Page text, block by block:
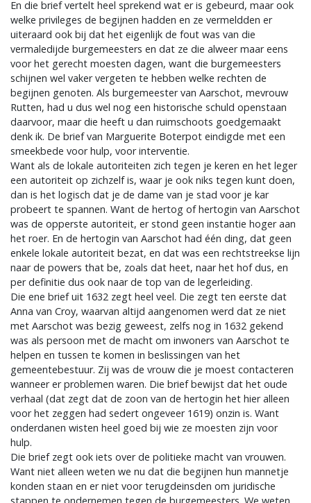
En die brief vertelt heel sprekend wat er is gebeurd, maar ook
welke privileges de begijnen hadden en ze vermeldden er
uiteraard ook bij dat het eigenlijk de fout was van die
vermaledijde burgemeesters en dat ze die alweer maar eens
voor het gerecht moesten dagen, want die burgemeesters
schijnen wel vaker vergeten te hebben welke rechten de
begijnen genoten. Als burgemeester van Aarschot, mevrouw
Rutten, had u dus wel nog een historische schuld openstaan
daarvoor, maar die heeft u dan ruimschoots goedgemaakt
denk ik. De brief van Marguerite Boterpot eindigde met een
smeekbede voor hulp, voor interventie.
Want als de lokale autoriteiten zich tegen je keren en het leger
een autoriteit op zichzelf is, waar je ook niks tegen kunt doen,
dan is het logisch dat je de dame van je stad voor je kar
probeert te spannen. Want de hertog of hertogin van Aarschot
was de opperste autoriteit, er stond geen instantie hoger aan
het roer. En de hertogin van Aarschot had één ding, dat geen
enkele lokale autoriteit bezat, en dat was een rechtstreekse lijn
naar de powers that be, zoals dat heet, naar het hof dus, en
per definitie dus ook naar de top van de legerleiding.
Die ene brief uit 1632 zegt heel veel. Die zegt ten eerste dat
Anna van Croy, waarvan altijd aangenomen werd dat ze niet
met Aarschot was bezig geweest, zelfs nog in 1632 gekend
was als persoon met de macht om inwoners van Aarschot te
helpen en tussen te komen in beslissingen van het
gemeentebestuur. Zij was de vrouw die je moest contacteren
wanneer er problemen waren. Die brief bewijst dat het oude
verhaal (dat zegt dat de zoon van de hertogin het hier alleen
voor het zeggen had sedert ongeveer 1619) onzin is. Want
onderdanen wisten heel goed bij wie ze moesten zijn voor
hulp.
Die brief zegt ook iets over de politieke macht van vrouwen.
Want niet alleen weten we nu dat die begijnen hun mannetje
konden staan en er niet voor terugdeinsden om juridische
stappen te ondernemen tegen de burgemeesters. We weten